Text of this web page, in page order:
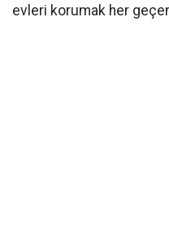
evleri korumak her